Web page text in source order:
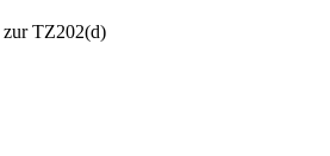
zur TZ202(d)